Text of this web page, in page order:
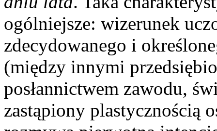
ogólniejsze: wizerunek
zdecydowanego i
(między innymi
posłannictwem zawodu,
zastąpiony plastycznością